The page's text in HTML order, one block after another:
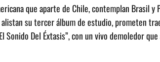
que aparte de Chile, contemplan Brasil y
su tercer álbum de estudio, prometen
Del Éxtasis”, con un vivo demoledor